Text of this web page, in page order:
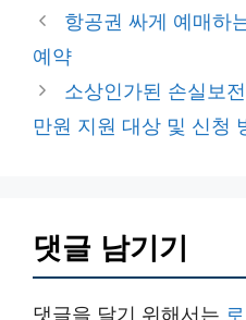
테
리
항공권 싸게 예매하
예약
소상인가된 손실보
만원 지원 대상 및 신청
댓글 남기기
댓글을 달기 위해서는